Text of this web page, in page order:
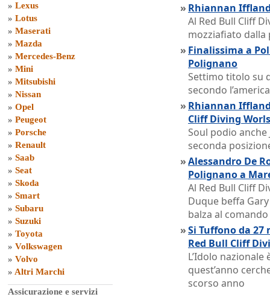
» Lexus
» Lotus
» Maserati
» Mazda
» Mercedes-Benz
» Mini
» Mitsubishi
» Nissan
» Opel
» Peugeot
» Porsche
» Renault
» Saab
» Seat
» Skoda
» Smart
» Subaru
» Suzuki
» Toyota
» Volkswagen
» Volvo
» Altri Marchi
Assicurazione e servizi
» Rhiannan
Al Red Bull Cliff
mozziafiato
» Finalissima a
Polignano
Settimo titolo su
secondo
» Rhiannan
Cliff Diving
Soul podio anche
seconda
»Alessandro De
Polignano a
Al Red Bull Cliff
Duque beffa
balza al comando
»Si Tuffono da
Red Bull Cliff
L’Idolo nazionale
quest’anno
scorso anno